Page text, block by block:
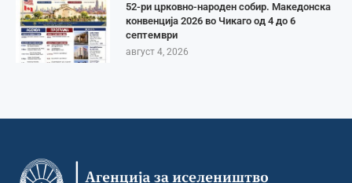
52-ри црковно-народен собир. Македонска
конвенција 2026 во Чикаго од 4 до 6
септември
август 4, 2026